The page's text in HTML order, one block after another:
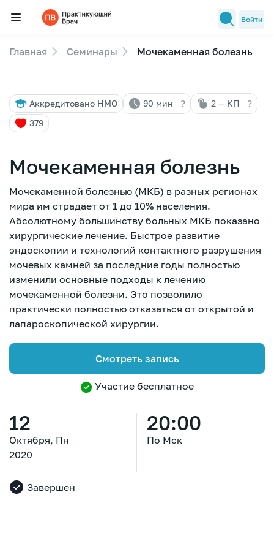
Семинары
Лекторы
FAQ
Войти
Главная Семинары Мочекаменная болезнь
Аккредитовано НМО 90 мин ? 2 — КП ?
379
12
Октября, Пн
2020
20:00
По Мск
Завершен
Мочекаменная болезнь
Мочекаменной болезнью (МКБ) в разных регионах
мира им страдает от 1 до 10% населения.
Абсолютному большинству больных МКБ показано
хирургические лечение. Быстрое развитие
эндоскопии и технологий контактного разрушения
мочевых камней за последние годы полностью
изменили основные подходы к лечению
мочекаменной болезни. Это позволило
практически полностью отказаться от открытой и
лапароскопической хирургии.
Смотреть запись
Участие бесплатное